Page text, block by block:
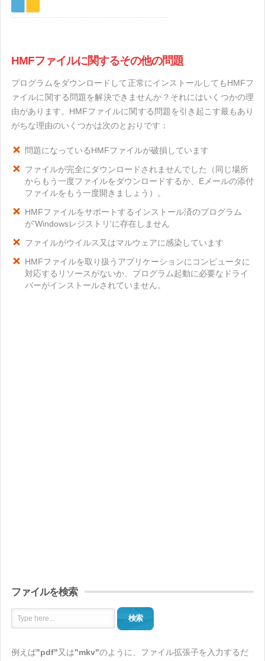
HMFファイルに関するその他の問題
プログラムをダウンロードして正常にインストールしてもHMFフ
ァイルに関する問題を解決できませんか？それにはいくつかの理
由があります。HMFファイルに関する問題を引き起こす最もあり
がちな理由のいくつかは次のとおりです：
問題になっているHMFファイルが破損しています
ファイルが完全にダウンロードされませんでした（同じ場所
からもう一度ファイルをダウンロードするか、Eメールの添付
ファイルをもう一度開きましょう）。
HMFファイルをサポートするインストール済のプログラム
が'Windowsレジストリ'に存在しません
ファイルがウイルス又はマルウェアに感染しています
HMFファイルを取り扱うアプリケーションにコンピュータに
対応するリソースがないか、プログラム起動に必要なドライ
バーがインストールされていません。
ファイルを検索
検索
例えば"pdf"又は"mkv"のように、ファイル拡張子を入力するだ